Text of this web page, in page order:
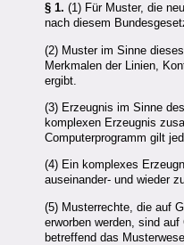
§ 1. (1) Für Muster, die
nach diesem
(2) Muster im Sinne
Merkmalen der Linien,
ergibt.
(3) Erzeugnis im Sinne
komplexen Erzeugnis
Computerprogramm gilt
(4) Ein komplexes
auseinander- und wieder
(5) Musterrechte, die auf
erworben werden, sind
betreffend das